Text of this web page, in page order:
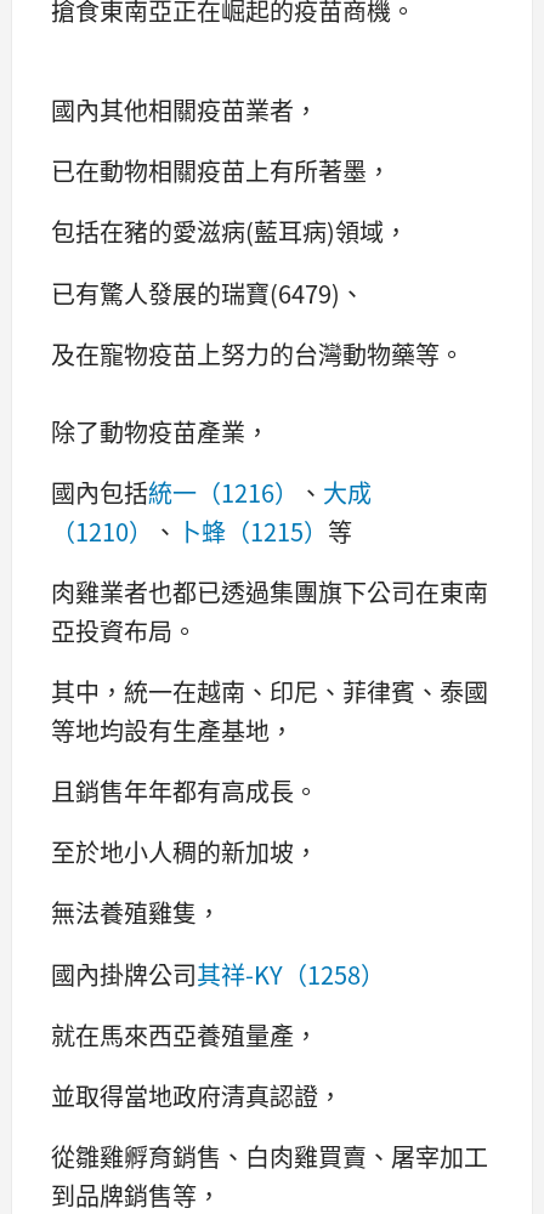
搶食東南亞正在崛起的疫苗商機。
國內其他相關疫苗業者，
已在動物相關疫苗上有所著墨，
包括在豬的愛滋病(藍耳病)領域，
已有驚人發展的瑞寶(6479)、
及在寵物疫苗上努力的台灣動物藥等。
除了動物疫苗產業，
國內包括統一（1216） 、 大成
（1210）
、 卜蜂（1215） 等
肉雞業者也都已透過集團旗下公司在東南
亞投資布局。
其中，統一在越南、印尼、菲律賓、泰國
等地均設有生產基地，
且銷售年年都有高成長。
至於地小人稠的新加坡，
無法養殖雞隻，
國內掛牌公司其祥-KY（1258）
就在馬來西亞養殖量產，
並取得當地政府清真認證，
從雛雞孵育銷售、白肉雞買賣、屠宰加工
到品牌銷售等，